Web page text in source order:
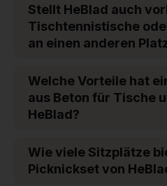
Stellt HeBlad auch
Tischtennistische
an einen anderen
Welche Vorteile hat
aus Beton für Tische
HeBlad?
Wie viele Sitzplätze
Picknickset von